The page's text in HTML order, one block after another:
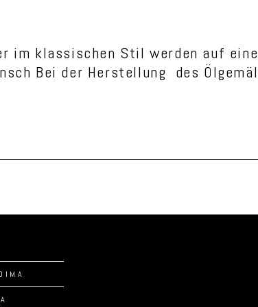
im klassischen Stil werden auf
Bei der Herstellung des